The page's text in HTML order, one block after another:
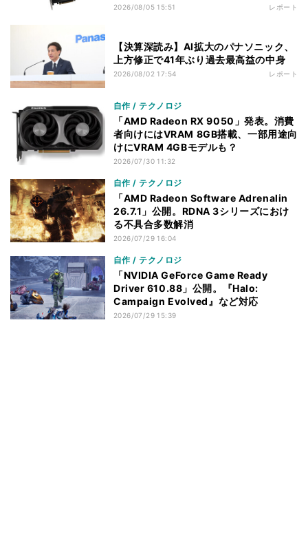
2026/08/05 15:51 レポート
【決算深読み】AI拡大のパナソニック、
上方修正で41年ぶり過去最高益の中身
2026/08/02 17:54 レポート
自作 / テクノロジ
「AMD Radeon RX 9050」発表。消費
者向けにはVRAM 8GB搭載、一部用途向
けにVRAM 4GBモデルも？
2026/07/30 11:32
自作 / テクノロジ
「AMD Radeon Software Adrenalin
26.7.1」公開。RDNA 3シリーズにおけ
る不具合多数解消
2026/07/29 16:04
自作 / テクノロジ
「NVIDIA GeForce Game Ready
Driver 610.88」公開。『Halo:
Campaign Evolved』など対応
2026/07/29 15:39